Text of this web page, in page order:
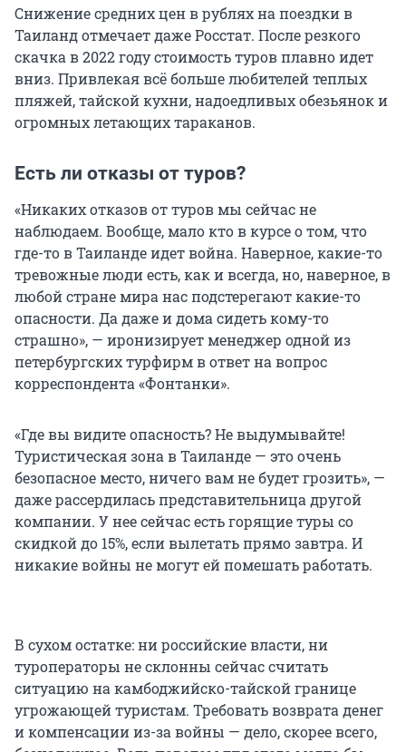
Снижение средних цен в рублях на поездки в
Таиланд отмечает даже Росстат. После резкого
скачка в 2022 году стоимость туров плавно идет
вниз. Привлекая всё больше любителей теплых
пляжей, тайской кухни, надоедливых обезьянок и
огромных летающих тараканов.
Есть ли отказы от туров?
«Никаких отказов от туров мы сейчас не
наблюдаем. Вообще, мало кто в курсе о том, что
где-то в Таиланде идет война. Наверное, какие-то
тревожные люди есть, как и всегда, но, наверное, в
любой стране мира нас подстерегают какие-то
опасности. Да даже и дома сидеть кому-то
страшно», — иронизирует менеджер одной из
петербургских турфирм в ответ на вопрос
корреспондента «Фонтанки».
«Где вы видите опасность? Не выдумывайте!
Туристическая зона в Таиланде — это очень
безопасное место, ничего вам не будет грозить», —
даже рассердилась представительница другой
компании. У нее сейчас есть горящие туры со
скидкой до 15%, если вылетать прямо завтра. И
никакие войны не могут ей помешать работать.
В сухом остатке: ни российские власти, ни
туроператоры не склонны сейчас считать
ситуацию на камбоджийско-тайской границе
угрожающей туристам. Требовать возврата денег
и компенсации из-за войны — дело, скорее всего,